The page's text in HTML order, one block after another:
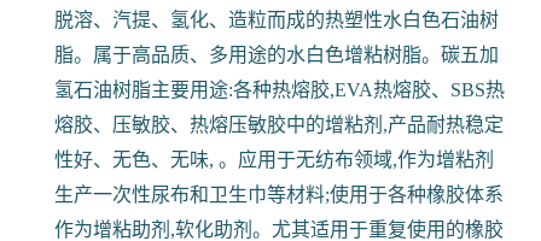
脱溶、汽提、氢化、造粒而成的热塑性水白色石油树
脂。属于高品质、多用途的水白色增粘树脂。碳五加
氢石油树脂主要用途:各种热熔胶,EVA热熔胶、SBS热
熔胶、压敏胶、热熔压敏胶中的增粘剂,产品耐热稳定
性好、无色、无味, 。应用于无纺布领域,作为增粘剂
生产一次性尿布和卫生巾等材料;使用于各种橡胶体系
作为增粘助剂,软化助剂。尤其适用于重复使用的橡胶